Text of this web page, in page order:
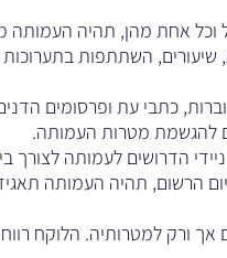
וכל אחת מהן, תהיה העמותה
השתתפות בתערוכות
כתבי עת ופרסומים
להגשמת מטרות העמותה.
הדרושים לעמותה לצורך
הרשום, תהיה העמותה
ורק למטרותיה. הלוקח